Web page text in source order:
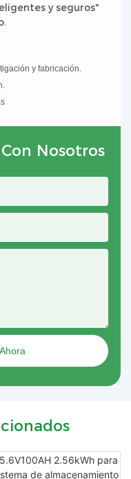
y seguros"
y fabricación.
Nosotros